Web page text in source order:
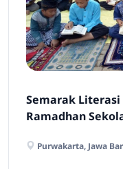
Semarak
Ramadhan
Purwakarta, Jawa